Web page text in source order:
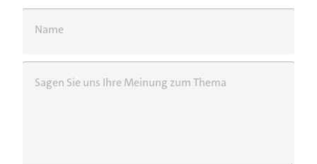
Name
Sagen Sie uns Ihre Meinung zum Thema